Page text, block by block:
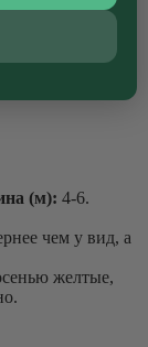
(м): 4-6.
чем у вид, а
желтые,